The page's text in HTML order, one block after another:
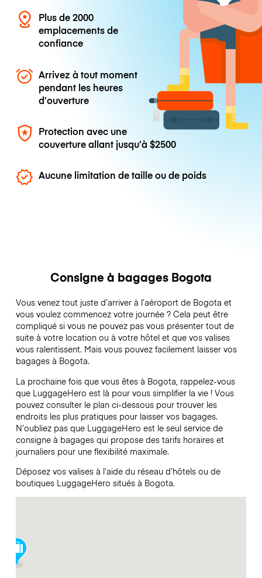
Plus de 2000
emplacements de
confiance
Arrivez à tout moment
pendant les heures
d’ouverture
Protection avec une
couverture allant jusqu’à$2500
Aucune limitation de taille ou de poids
Consigne à bagages Bogota
Vous venez tout juste d’arriver à l’aéroport de Bogota et
vous voulez commencez votre journée ? Cela peut être
compliqué si vous ne pouvez pas vous présenter tout de
suite à votre location ou à votre hôtel et que vos valises
vous ralentissent. Mais vous pouvez facilement laisser vos
bagages à Bogota.
La prochaine fois que vous êtes à Bogota, rappelez-vous
que LuggageHero est là pour vous simplifier la vie ! Vous
pouvez consulter le plan ci-dessous pour trouver les
endroits les plus pratiques pour laisser vos bagages.
N’oubliez pas que LuggageHero est le seul service de
consigne à bagages qui propose des tarifs horaires et
journaliers pour une flexibilité maximale.
Déposez vos valises à l’aide du réseau d’hôtels ou de
boutiques LuggageHero situés à Bogota.